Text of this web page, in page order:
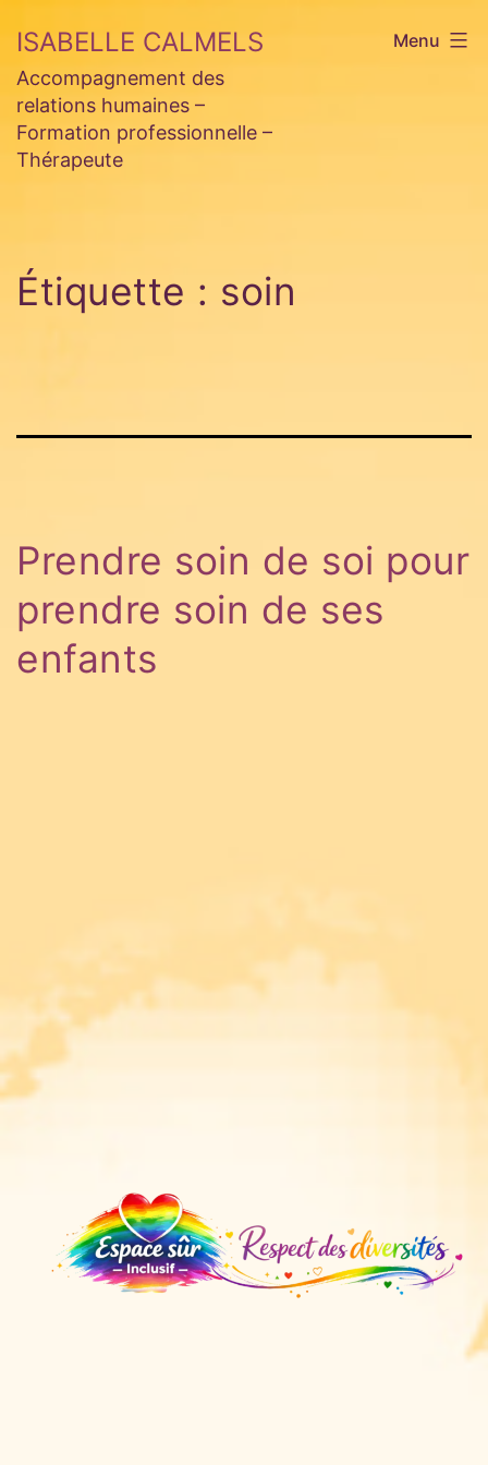
au
contenu
ISABELLE CALMELS
Accompagnement des
relations humaines –
Formation professionnelle –
Thérapeute
Menu
Étiquette : soin
Prendre soin de soi pour
prendre soin de ses
enfants